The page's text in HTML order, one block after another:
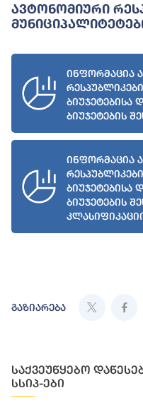
Ავტონომიური
ინფორმაცია
ბიუჯეტებისა
ბიუჯეტების
ინფორმაცია
ბიუჯეტებისა
ბიუჯეტების
გაზიარება
საქვეუწყებო
სსიპ-ები